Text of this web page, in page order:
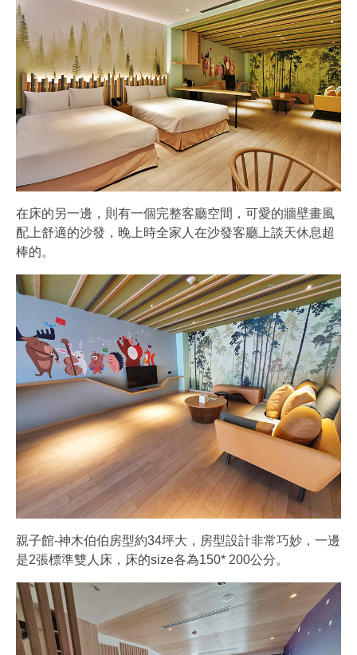
在床的另一邊，則有一個完整客廳空間，可愛的牆壁畫風
配上舒適的沙發，晚上時全家人在沙發客廳上談天休息超
棒的。
親子館-神木伯伯房型約34坪大，房型設計非常巧妙，一邊
是2張標準雙人床，床的size各為150* 200公分。